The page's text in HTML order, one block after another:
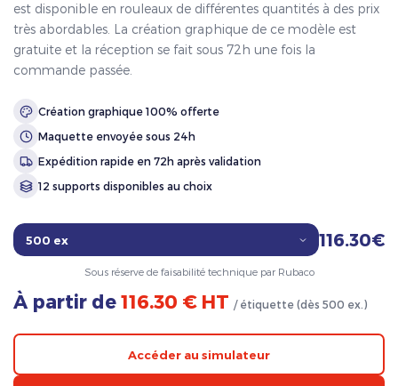
est disponible en rouleaux de différentes quantités à des prix
très abordables. La création graphique de ce modèle est
gratuite et la réception se fait sous 72h une fois la
commande passée.
Création graphique 100% offerte
Maquette envoyée sous 24h
Expédition rapide en 72h après validation
12 supports disponibles au choix
116.30€
Sous réserve de faisabilité technique par Rubaco
À partir de 116.30 € HT / étiquette (dès 500 ex.)
Accéder au simulateur